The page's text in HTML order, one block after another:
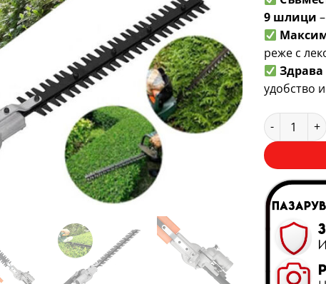
9 шлици
реже с
Здрава
удобство